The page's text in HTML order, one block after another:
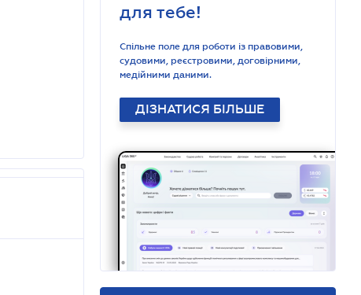
для тебе!
Спільне поле для роботи із правовими,
судовими, реєстровими, договірними,
медійними даними.
ДІЗНАТИСЯ БІЛЬШЕ